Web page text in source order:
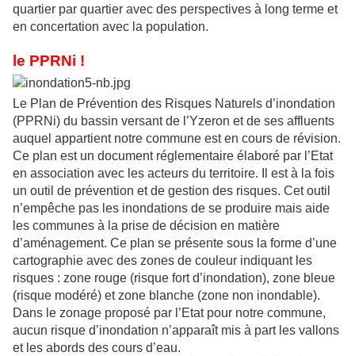
quartier par quartier avec des perspectives à long terme et
en concertation avec la population.
le PPRNi !
Le Plan de Prévention des Risques Naturels d’inondation
(PPRNi) du bassin versant de l’Yzeron et de ses affluents
auquel appartient notre commune est en cours de révision.
Ce plan est un document réglementaire élaboré par l’Etat
en association avec les acteurs du territoire. Il est à la fois
un outil de prévention et de gestion des risques. Cet outil
n’empêche pas les inondations de se produire mais aide
les communes à la prise de décision en matière
d’aménagement. Ce plan se présente sous la forme d’une
cartographie avec des zones de couleur indiquant les
risques : zone rouge (risque fort d’inondation), zone bleue
(risque modéré) et zone blanche (zone non inondable).
Dans le zonage proposé par l’Etat pour notre commune,
aucun risque d’inondation n’apparaît mis à part les vallons
et les abords des cours d’eau.